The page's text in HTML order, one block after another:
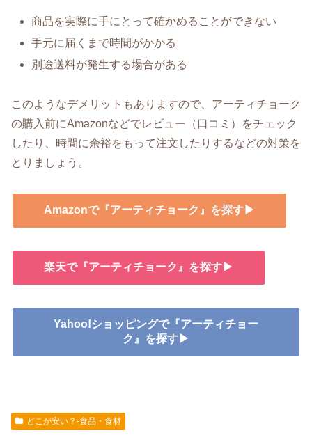
商品を実際に手にとって確かめることができない
手元に届くまで時間がかかる
別途送料が発生する場合がある
このようなデメリットもありますので、アーティチョーク
の購入前にAmazonなどでレビュー（口コミ）をチェック
したり、時間に余裕をもって注文したりするなどの対策を
とりましょう。
Amazonで『アーティチョーク』を探す▶
楽天で『アーティチョーク』を探す▶
Yahoo!ショッピングで『アーティチョー
ク』を探す▶
どこが安い？-食品・食材